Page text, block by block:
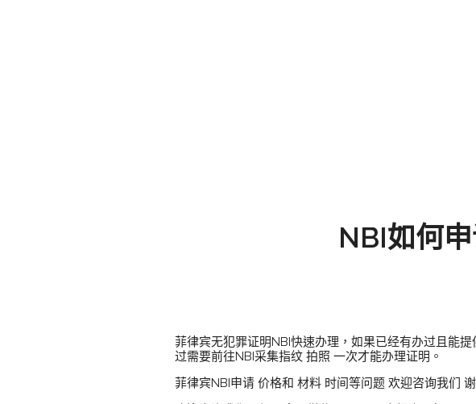
NBI如何
菲律宾无犯罪证明NBI快速办理，如果已经有办过且能
过需要前往NBI采集指纹 拍照 一次才能办理证明。
菲律宾NBI申请 价格和 材料 时间等问题 欢迎咨询我们